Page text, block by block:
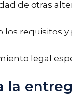
de otras
los requisitos
legal
la